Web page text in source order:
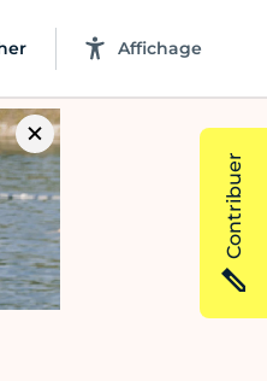
Affichage
Contribuer